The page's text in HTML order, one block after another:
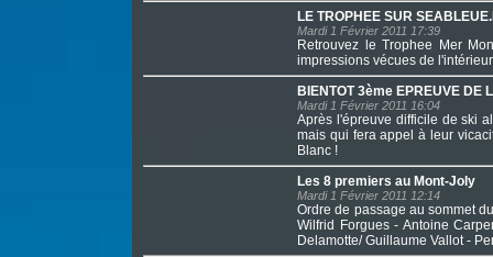
LE TROPHEE SUR
Mardi 1 Février 2011 17:39
Retrouvez le Trophee Mer
impressions vécues de
BIENTOT 3ème EPREUVE DE
Mardi 1 Février 2011 16:04
Après l'épreuve difficile de ski
mais qui fera appel à leur
Blanc !
Les 8 premiers au Mont-Joly
Mardi 1 Février 2011 12:14
Ordre de passage au sommet
Wilfrid Forgues - Antoine
Delamotte/ Guillaume Vallot -